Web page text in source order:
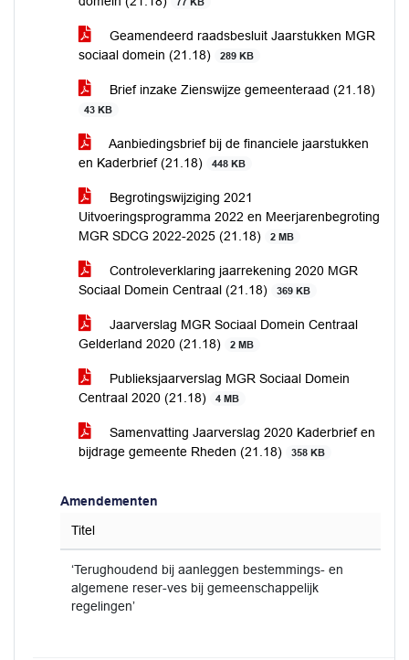
Geamendeerd raadsbesluit Jaarstukken MGR
sociaal domein (21.18)
289 KB
Brief inzake Zienswijze gemeenteraad (21.18)
43 KB
Aanbiedingsbrief bij de financiele jaarstukken
en Kaderbrief (21.18)
448 KB
Begrotingswijziging 2021
Uitvoeringsprogramma 2022 en Meerjarenbegroting
MGR SDCG 2022-2025 (21.18)
2 MB
Controleverklaring jaarrekening 2020 MGR
Sociaal Domein Centraal (21.18)
369 KB
Jaarverslag MGR Sociaal Domein Centraal
Gelderland 2020 (21.18)
2 MB
Publieksjaarverslag MGR Sociaal Domein
Centraal 2020 (21.18)
4 MB
Samenvatting Jaarverslag 2020 Kaderbrief en
bijdrage gemeente Rheden (21.18)
358 KB
Amendementen
Titel
‘Terughoudend bij aanleggen bestemmings- en
algemene reser-ves bij gemeenschappelijk
regelingen’